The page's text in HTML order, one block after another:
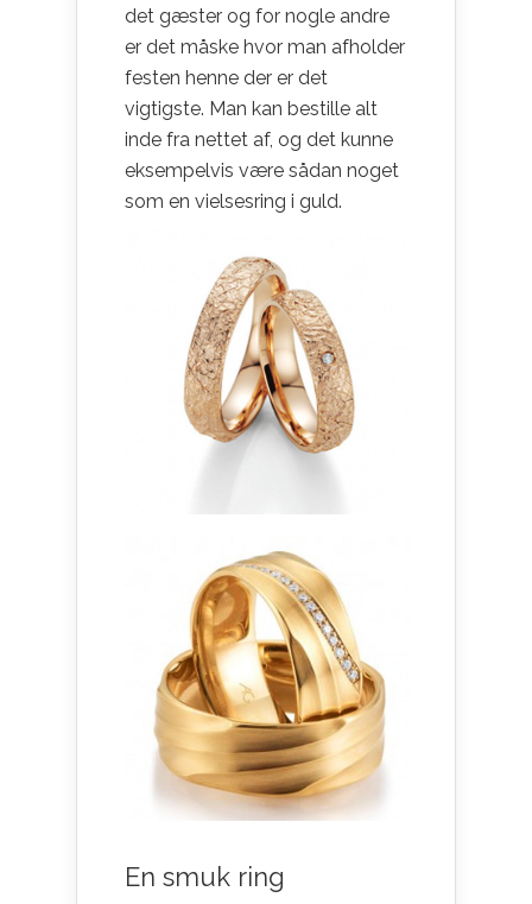
det gæster og for nogle andre
er det måske hvor man afholder
festen henne der er det
vigtigste. Man kan bestille alt
inde fra nettet af, og det kunne
eksempelvis være sådan noget
som en vielsesring i guld.
En smuk ring